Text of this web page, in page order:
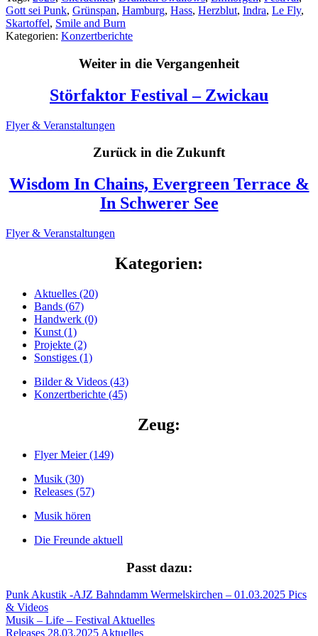
WhatsApp
Gott sei Punk, Grünspan, Hamburg, Hass, Herzblut, Indra, Le Fly,
Skartoffel, Smile and Burn
Kategorien: Konzertberichte
Weiter in die Vergangenheit
Störfaktor Festival – Zwickau
Flyer & Veranstaltungen
Zurück in die Zukunft
Wisdom In Chains, Evergreen Terrace &
In Schwerer See
Flyer & Veranstaltungen
Kategorien:
Aktuelles (20)
Bands (67)
Handwerk (0)
Kunst (1)
Projekte (2)
Sonstiges (1)
Bilder & Videos (43)
Konzertberichte (45)
Zeug:
Flyer Meier (149)
Musik (30)
Releases (57)
Musik hören
Die Freunde aktuell
Passt dazu:
Punk Akustik -AJZ Bahndamm Wermelskirchen – 01.03.2025 Pics
& Videos
Musik – Life – Festival Aktuelles
Releases 28.03.2025 Aktuelles